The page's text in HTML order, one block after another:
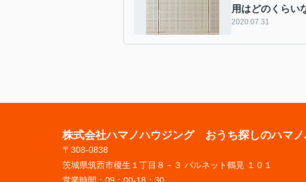
用はどのくらい
2020.07.31
株式会社ハマノハウジング おうち探しのハマノ
〒308-0838
茨城県筑西市榎生１丁目８－３ パルネット鶴見 １０１